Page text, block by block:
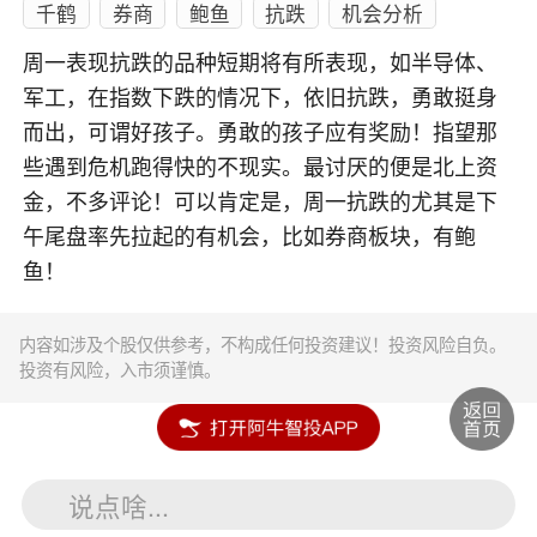
千鹤 券商 鲍鱼 抗跌 机会分析
周一表现抗跌的品种短期将有所表现，如半导体、
军工，在指数下跌的情况下，依旧抗跌，勇敢挺身
而出，可谓好孩子。勇敢的孩子应有奖励！指望那
些遇到危机跑得快的不现实。最讨厌的便是北上资
金，不多评论！可以肯定是，周一抗跌的尤其是下
午尾盘率先拉起的有机会，比如券商板块，有鲍
鱼！
内容如涉及个股仅供参考，不构成任何投资建议！投资风险自负。
投资有风险，入市须谨慎。
说点啥...